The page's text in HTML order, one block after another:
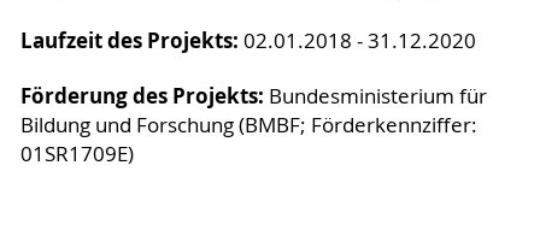
Laufzeit des Projekts: 02.01.2018 - 31.12.2020
Förderung des Projekts: Bundesministerium für
Bildung und Forschung (BMBF; Förderkennziffer:
01SR1709E)